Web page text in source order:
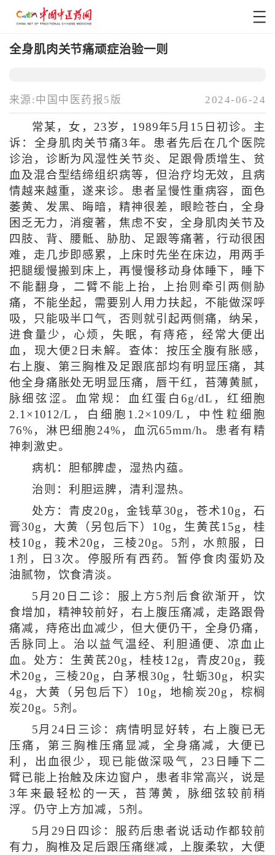
全身肌肉关节痛顽症治验一则
来源:中国中医药报5版 2024-06-24
常某，女，23岁，1989年5月15日初诊。主
诉：全身肌肉关节痛3年。患者先后在几个医院
诊治，诊断为风湿性关节炎、足跟骨质增生、贫
血及混合型结缔组织病等，但治疗均无效，且病
情越来越重，遂来诊。患者呈慢性重病容，面色
萎黄、发黑、晦暗，精神很差，眼睑苍白，全身
困乏无力，消瘦著，焦虑不安，全身肌肉关节及
四肢、背、腰骶、胁肋、足跟等痛著，行动很困
难，走几步即感累，上床时先坐在床边，用两手
把腿缓慢搬到床上，再慢慢移动身体睡下，睡下
不能翻身，二臂不能上抬，上抬则牵引两侧胁
痛，不能坐起，需要别人用力扶起，不能做深呼
吸，只能吸半口气，否则就引起两侧痛，纳呆，
进食量少，心烦，失眠，有痔疮，经常大便出
血，现大便2日未解。查体：按压全腹有胀感，
右上腹、第三胸椎及足跟底部均有明显压痛，其
他全身痛胀处无明显压痛，唇干红，苔薄黄腻，
脉细弦涩。血常规：血红蛋白6g/dL，红细胞
2.1×1012/L，白细胞1.2×109/L，中性粒细胞
76%，淋巴细胞24%，血沉65mm/h。患者有精
神刺激史。
病机：胆郁脾虚，湿热内蕴。
治则：利胆运脾，清利湿热。
处方：青皮20g，金钱草30g，苍术10g，石
膏30g，大黄（另包后下）10g，生黄芪15g，桂
枝10g，莪术20g，三棱20g。5剂，水煎服，日
1剂，日3次。停服所有西药。暂停食肉蛋奶及
油腻物，饮食清淡。
5月20日二诊：服上方5剂后食欲渐开，饮
食增加，精神较前好，右上腹压痛减，走路跟骨
痛减，痔疮出血减少，但大便仍干，全身仍痛，
舌脉同上。治以益气温经、利胆通便、凉血止
血。处方：生黄芪20g，桂枝12g，青皮20g，莪
术20g，三棱20g，白茅根30g，牡蛎30g，枳实
4g，大黄（另包后下）10g，地榆炭20g，棕榈
炭20g。5剂。
5月24日三诊：病情明显好转，右上腹已无
压痛，第三胸椎压痛显减，全身痛减，大便已
利，出血很少，现已能做深吸气，23日睡下二
臂已能上抬触及床边窗户，患者非常高兴，说是
3年来最轻松的一天，苔薄黄，脉细弦较前稍
浮。仍守上方加减，5剂。
5月29日四诊：服药后患者说话动作都较前
有力，胸椎及足后跟压痛继减，上腹柔软，大便